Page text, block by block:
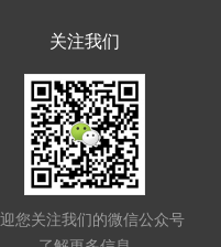
关注我们
您关注我们的微信公众号